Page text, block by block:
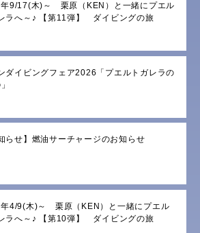
9/17(木)～ 栗原（KEN）と一緒にプエル
ラへ～♪ 【第11弾】 ダイビングの旅
ダイビングフェア2026「プエルトガレラの
らせ】燃油サーチャージのお知らせ
4/9(木)～ 栗原（KEN）と一緒にプエル
ラへ～♪ 【第10弾】 ダイビングの旅